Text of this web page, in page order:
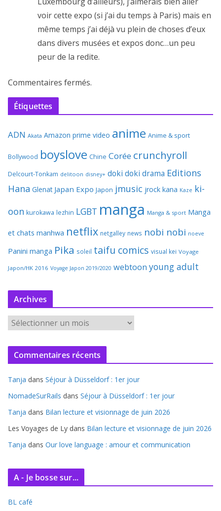
voir cette expo (si j’ai du temps à Paris) mais en
même temps j’ai déjà vu plein de choses d’eux
dans divers musées et expos donc…un peu
peur de la redite.
Commentaires fermés.
Étiquettes
ADN Akata Amazon prime video anime Anime & sport
Bollywood boyslove Chine Corée crunchyroll
Delcourt-Tonkam delitoon disney+ doki doki drama Editions
Hana Glenat Japan Expo Japon jmusic jrock kana Kaze ki-
oon kurokawa lezhin LGBT manga Manga & sport Manga
et chats manhwa netflix netgalley news nobi nobi noeve
Panini manga Pika soleil taifu comics visual kei Voyage
Japon/HK 2016 Voyage Japon 2019/2020 webtoon young adult
Archives
c
v
e
s
Commentaires récents
Tanja dans Séjour à Düsseldorf : 1er jour
NomadeSurRails dans Séjour à Düsseldorf : 1er jour
Tanja dans Bilan lecture et visionnage de juin 2026
Les Voyages de Ly dans Bilan lecture et visionnage de juin 2026
Tanja dans Our love language : amour et communication
A - Je bosse sur...
BL café